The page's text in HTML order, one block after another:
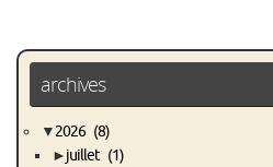
archives
▼2026 (8)
►juillet (1)